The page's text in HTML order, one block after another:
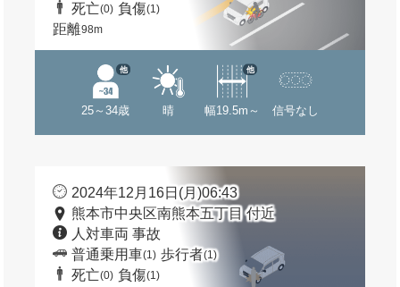
死亡(0) 負傷(1)
距離98m
25～34歳
他
晴 幅19.5m～
他
信号なし
2024年12月16日(月)06:43
熊本市中央区南熊本五丁目 付近
人対車両 事故
普通乗用車(1) 歩行者(1)
死亡(0) 負傷(1)